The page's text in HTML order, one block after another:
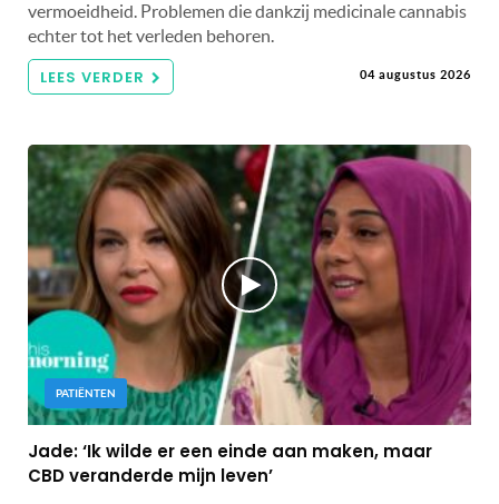
vermoeidheid. Problemen die dankzij medicinale cannabis
echter tot het verleden behoren.
LEES VERDER 04 augustus 2026
PATIËNTEN
Jade: ‘Ik wilde er een einde aan maken, maar
CBD veranderde mijn leven’